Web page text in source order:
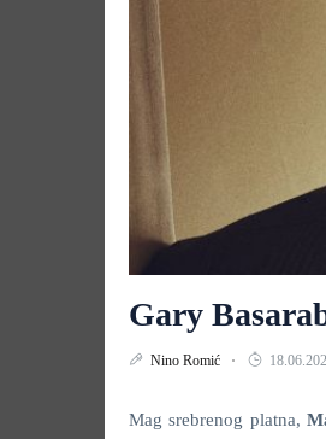
Gary
Nino Romić
Mag srebrenog platna,